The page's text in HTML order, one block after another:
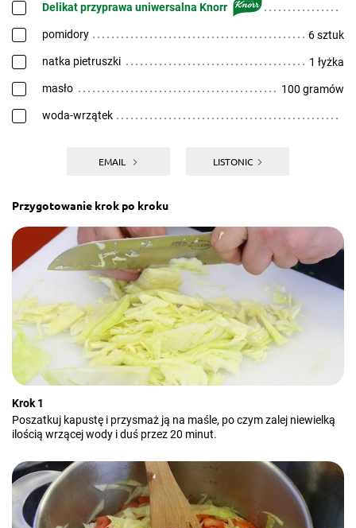
Delikat przyprawa uniwersalna Knorr
pomidory 6 sztuk
natka pietruszki 1 łyżka
masło 100 gramów
woda-wrzątek
EMAIL LISTONIC
Przygotowanie krok po kroku
Krok 1
Poszatkuj kapustę i przysmaż ją na maśle, po czym zalej niewielką
ilością wrzącej wody i duś przez 20 minut.